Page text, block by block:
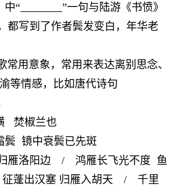
中“
”一句与陆游《书愤》
都写到了作者鬓发变白，年华老
常用意象，常用来表达离别思念、
等情感，比如唐代诗句
横 焚椒兰也
鬓 镜中衰鬓已先斑
归雁洛阳边 / 鸿雁长飞光不度 鱼
蓬出汉塞 归雁入胡天 / 千里